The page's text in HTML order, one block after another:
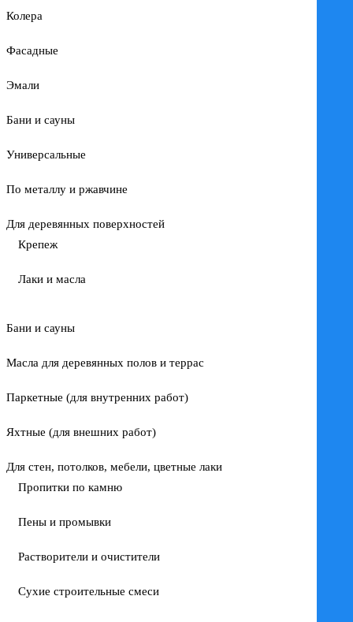
Колера
Фасадные
Эмали
Бани и сауны
Универсальные
По металлу и ржавчине
Для деревянных поверхностей
Крепеж
Лаки и масла
Бани и сауны
Масла для деревянных полов и террас
Паркетные (для внутренних работ)
Яхтные (для внешних работ)
Для стен, потолков, мебели, цветные лаки
Пропитки по камню
Пены и промывки
Растворители и очистители
Сухие строительные смеси